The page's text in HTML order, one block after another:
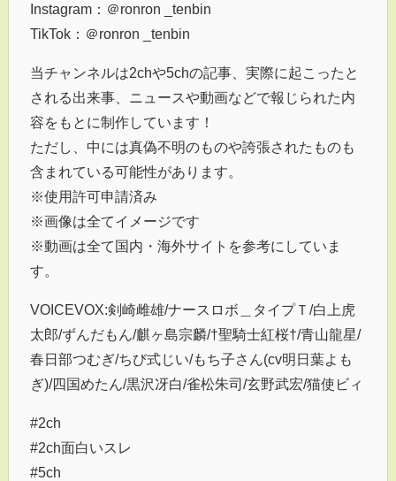
Instagram：＠ronron _tenbin
TikTok：＠ronron _tenbin
当チャンネルは2chや5chの記事、実際に起こったと
される出来事、ニュースや動画などで報じられた内
容をもとに制作しています！
ただし、中には真偽不明のものや誇張されたものも
含まれている可能性があります。
※使用許可申請済み
※画像は全てイメージです
※動画は全て国内・海外サイトを参考にしていま
す。
VOICEVOX:剣崎雌雄/ナースロボ＿タイプＴ/白上虎
太郎/ずんだもん/麒ヶ島宗麟/†聖騎士紅桜†/青山龍星/
春日部つむぎ/ちび式じい/もち子さん(cv明日葉よも
ぎ)/四国めたん/黒沢冴白/雀松朱司/玄野武宏/猫使ビィ
#2ch
#2ch面白いスレ
#5ch